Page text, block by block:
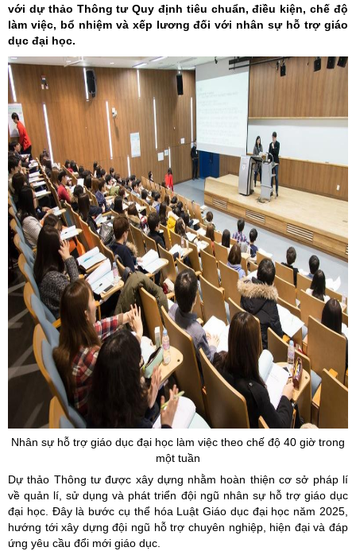
với dự thảo Thông tư Quy định tiêu chuẩn, điều kiện, chế độ
làm việc, bổ nhiệm và xếp lương đối với nhân sự hỗ trợ giáo
dục đại học.
Nhân sự hỗ trợ giáo dục đại học làm việc theo chế độ 40 giờ trong
một tuần
Dự thảo Thông tư được xây dựng nhằm hoàn thiện cơ sở pháp lí
về quản lí, sử dụng và phát triển đội ngũ nhân sự hỗ trợ giáo dục
đại học. Đây là bước cụ thể hóa Luật Giáo dục đại học năm 2025,
hướng tới xây dựng đội ngũ hỗ trợ chuyên nghiệp, hiện đại và đáp
ứng yêu cầu đổi mới giáo dục.